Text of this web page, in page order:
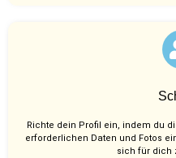
Richte dein Profil ein, indem du
erforderlichen Daten und Fotos
sich für dich